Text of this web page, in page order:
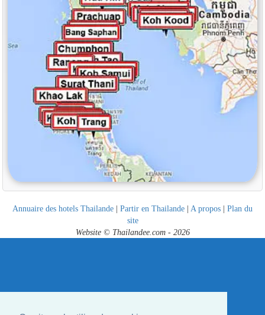
Annuaire des hotels Thailande | Partir en Thailande | A propos | Plan du
site
Website © Thailandee.com - 2026